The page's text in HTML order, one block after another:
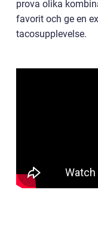
prova olika
favorit och ge en
tacosupplevelse.